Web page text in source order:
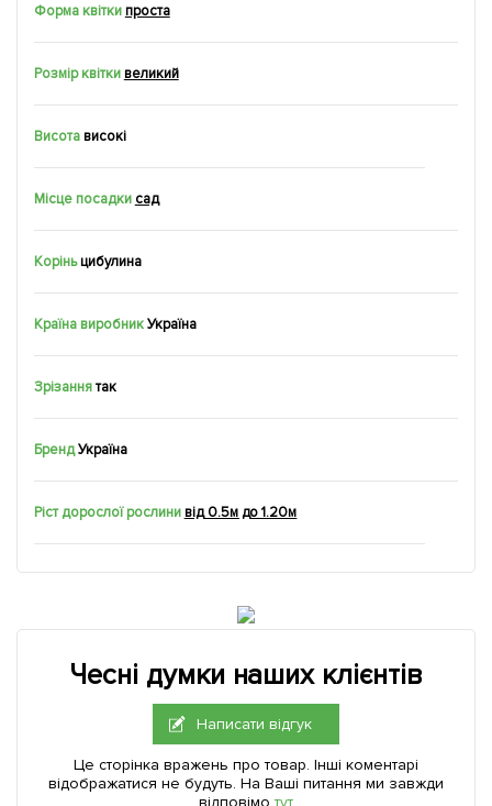
Форма квіткипроста
Розмір квітки великий
Висотависокі
Місце посадки сад
Коріньцибулина
Країна виробник Україна
Зрізаннятак
БрендУкраїна
Ріст дорослої рослини від 0.5м до 1.20м
Чесні думки наших клієнтів
Написати відгук
Це сторінка вражень про товар. Інші коментарі
відображатися не будуть. На Ваші питання ми завжди
відповімо тут